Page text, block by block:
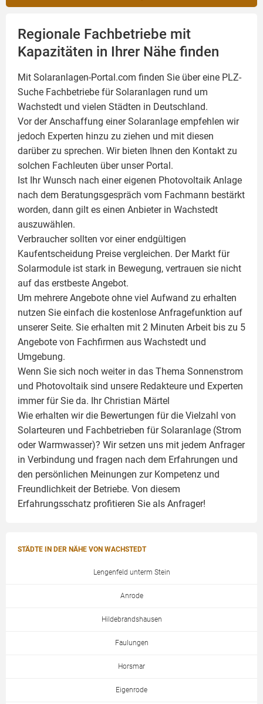
Regionale Fachbetriebe mit
Kapazitäten in Ihrer Nähe finden
Mit Solaranlagen-Portal.com finden Sie über eine PLZ-
Suche Fachbetriebe fürSolaranlagen rund um
Wachstedt und vielen Städten in Deutschland.
Vor der Anschaffung einer Solaranlage empfehlen wir
jedoch Experten hinzu zu ziehen und mit diesen
darüber zu sprechen. Wir bieten Ihnen den Kontakt zu
solchen Fachleuten über unser Portal.
Ist Ihr Wunsch nach einer eigenen Photovoltaik Anlage
nach dem Beratungsgespräch vom Fachmann bestärkt
worden, dann gilt es einen Anbieter in Wachstedt
auszuwählen.
Verbraucher sollten vor einer endgültigen
Kaufentscheidung Preise vergleichen. Der Markt für
Solarmodule ist stark in Bewegung, vertrauen sie nicht
auf das erstbeste Angebot.
Um mehrere Angebote ohne viel Aufwand zu erhalten
nutzen Sie einfach die kostenlose Anfragefunktion auf
unserer Seite. Sie erhalten mit 2 Minuten Arbeit bis zu 5
Angebote von Fachfirmen aus Wachstedt und
Umgebung.
Wenn Sie sich noch weiter in das Thema Sonnenstrom
und Photovoltaik sind unsere Redakteure und Experten
immer für Sie da. Ihr Christian Märtel
Wie erhalten wir die Bewertungen für die Vielzahl von
Solarteuren und Fachbetrieben für Solaranlage (Strom
oder Warmwasser)? Wir setzen uns mit jedem Anfrager
in Verbindung und fragen nach dem Erfahrungen und
den persönlichen Meinungen zur Kompetenz und
Freundlichkeit der Betriebe. Von diesem
Erfahrungsschatz profitieren Sie als Anfrager!
STÄDTE IN DER NÄHE VON WACHSTEDT
Lengenfeld unterm Stein
Anrode
Hildebrandshausen
Faulungen
Horsmar
Eigenrode